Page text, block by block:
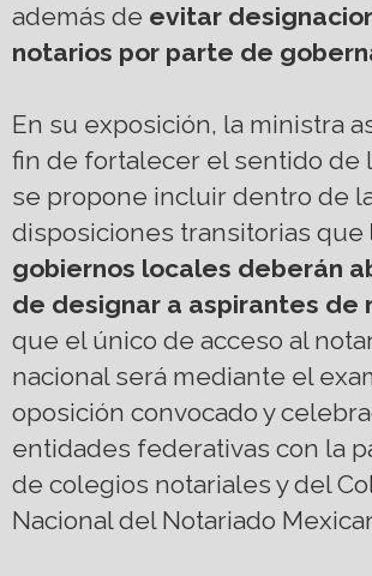
además de evitar
notarios por parte de
En su exposición, la ministra
fin de fortalecer el sentido de
se propone incluir dentro de
disposiciones transitorias que
gobiernos locales deberán
de designar a aspirantes de
que el único de acceso al
nacional será mediante el
oposición convocado y
entidades federativas con la
de colegios notariales y del
Nacional del Notariado